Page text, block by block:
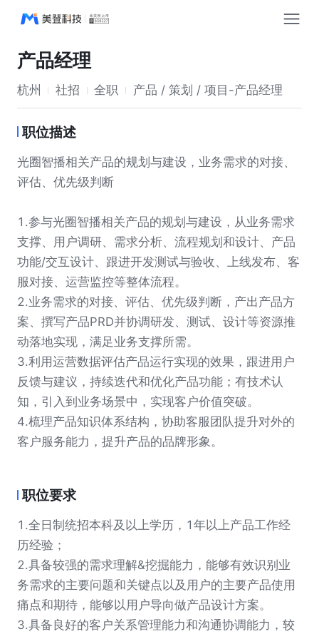
产品经理
杭州 社招 全职 产品 / 策划 / 项目-产品经理
职位描述
光圈智播相关产品的规划与建设，业务需求的对接、
评估、优先级判断
1.参与光圈智播相关产品的规划与建设，从业务需求
支撑、用户调研、需求分析、流程规划和设计、产品
功能/交互设计、跟进开发测试与验收、上线发布、客
服对接、运营监控等整体流程。
2.业务需求的对接、评估、优先级判断，产出产品方
案、撰写产品PRD并协调研发、测试、设计等资源推
动落地实现，满足业务支撑所需。
3.利用运营数据评估产品运行实现的效果，跟进用户
反馈与建议，持续迭代和优化产品功能；有技术认
知，引入到业务场景中，实现客户价值突破。
4.梳理产品知识体系结构，协助客服团队提升对外的
客户服务能力，提升产品的品牌形象。
职位要求
1.全日制统招本科及以上学历，1年以上产品工作经
历经验；
2.具备较强的需求理解&挖掘能力，能够有效识别业
务需求的主要问题和关键点以及用户的主要产品使用
痛点和期待，能够以用户导向做产品设计方案。
3.具备良好的客户关系管理能力和沟通协调能力，较